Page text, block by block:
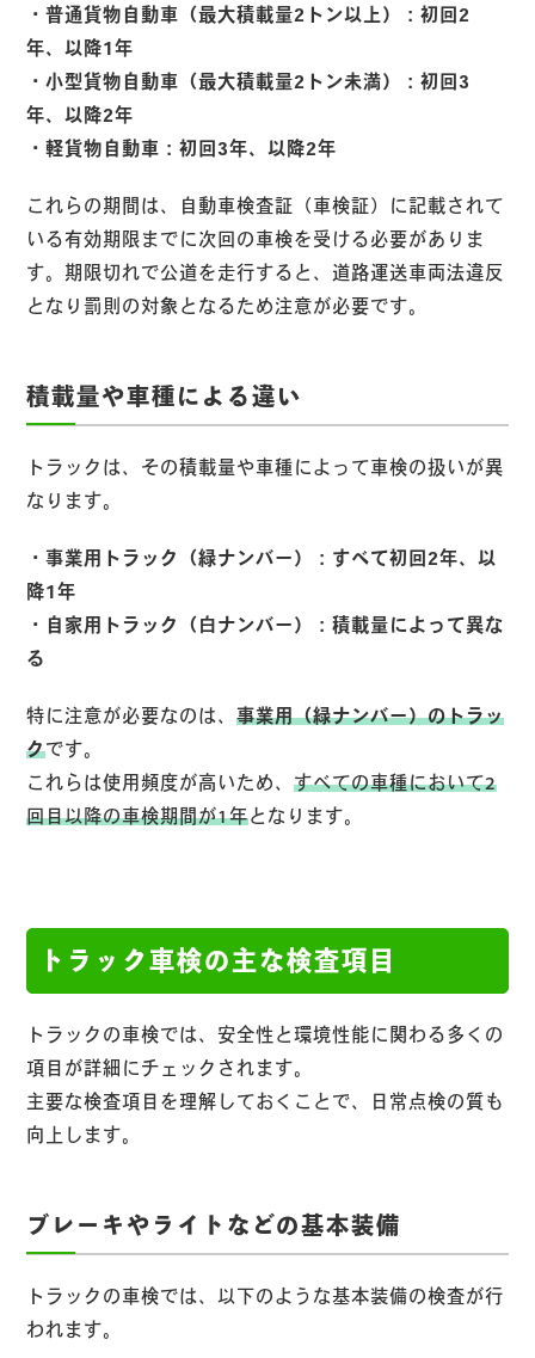
・普通貨物自動車（最大積載量2トン以上）：初回2
年、以降1年
・小型貨物自動車（最大積載量2トン未満）：初回3
年、以降2年
・軽貨物自動車：初回3年、以降2年
これらの期間は、自動車検査証（車検証）に記載されて
いる有効期限までに次回の車検を受ける必要がありま
す。期限切れで公道を走行すると、道路運送車両法違反
となり罰則の対象となるため注意が必要です。
積載量や車種による違い
トラックは、その積載量や車種によって車検の扱いが異
なります。
・事業用トラック（緑ナンバー）：すべて初回2年、以
降1年
・自家用トラック（白ナンバー）：積載量によって異な
る
特に注意が必要なのは、事業用（緑ナンバー）のトラッ
クです。
これらは使用頻度が高いため、すべての車種において2
回目以降の車検期間が1年となります。
トラック車検の主な検査項目
トラックの車検では、安全性と環境性能に関わる多くの
項目が詳細にチェックされます。
主要な検査項目を理解しておくことで、日常点検の質も
向上します。
ブレーキやライトなどの基本装備
トラックの車検では、以下のような基本装備の検査が行
われます。